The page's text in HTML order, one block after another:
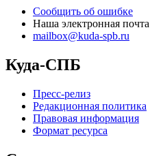
Сообщить об ошибке
Наша электронная почта
mailbox@kuda-spb.ru
Куда-СПБ
Пресс-релиз
Редакционная политика
Правовая информация
Формат ресурса